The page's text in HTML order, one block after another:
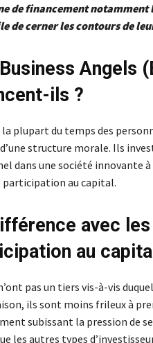
de financement notamment
de cerner les contours de
Angels
ils ?
la plupart du temps des
structure morale. Ils
dans une société innovante
participation au capital.
avec
au capital
pas un tiers vis-à-vis
ils sont moins frileux à
subissant la pression de
les autres types